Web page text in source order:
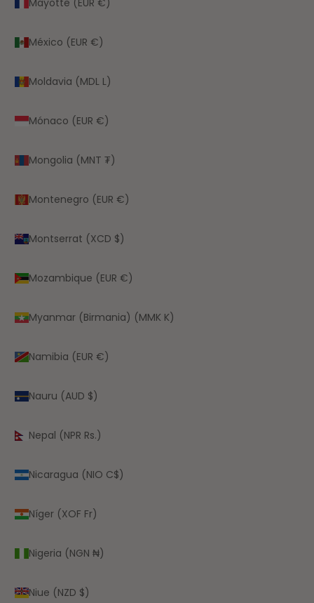
México (EUR €)
Moldavia (MDL L)
Mónaco (EUR €)
Mongolia (MNT ₮)
Montenegro (EUR €)
Montserrat (XCD $)
Mozambique (EUR €)
Myanmar (Birmania) (MMK K)
Namibia (EUR €)
Nauru (AUD $)
Nepal (NPR Rs.)
Nicaragua (NIO C$)
Níger (XOF Fr)
Nigeria (NGN ₦)
Niue (NZD $)